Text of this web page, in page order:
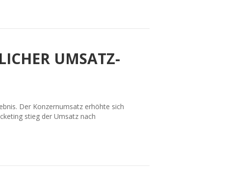
UMSATZ-
Der Konzernumsatz erhöhte sich
stieg der Umsatz nach